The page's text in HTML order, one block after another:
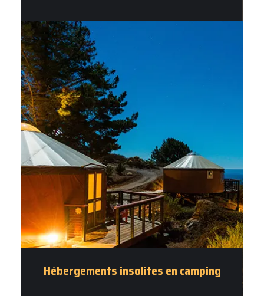
Hébergements insolites en camping